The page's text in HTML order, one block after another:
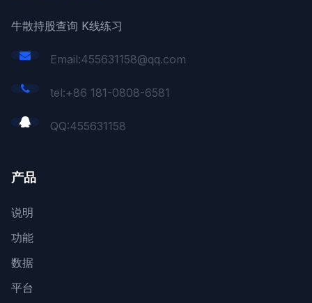
牛散持股查询 K线练习
Email:455631158@qq.com
tel:+86 181-0808-6581
QQ:455631158
产品
说明
功能
数据
平台